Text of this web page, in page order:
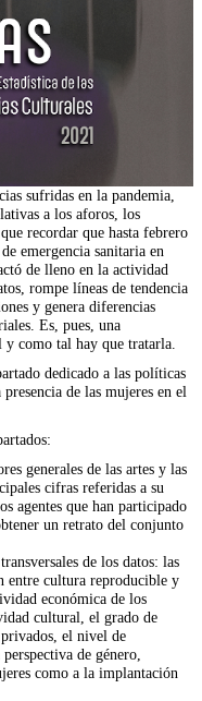
sufridas en la pandemia,
a los aforos, los
recordar que hasta febrero
emergencia sanitaria en
de lleno en la actividad
rompe líneas de tendencia
y genera diferencias
Es, pues, una
como tal hay que tratarla.
dedicado a las políticas
de las mujeres en el
generales de las artes y las
cifras referidas a su
agentes que han participado
un retrato del conjunto
de los datos: las
entre cultura reproducible y
económica de los
cultural, el grado de
el nivel de
de género,
como a la implantación